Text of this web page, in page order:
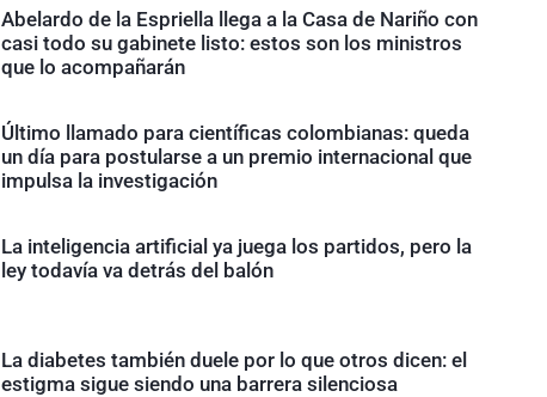
Abelardo de la Espriella llega a la Casa de Nariño con
casi todo su gabinete listo: estos son los ministros
que lo acompañarán
Último llamado para científicas colombianas: queda
un día para postularse a un premio internacional que
impulsa la investigación
La inteligencia artificial ya juega los partidos, pero la
ley todavía va detrás del balón
La diabetes también duele por lo que otros dicen: el
estigma sigue siendo una barrera silenciosa